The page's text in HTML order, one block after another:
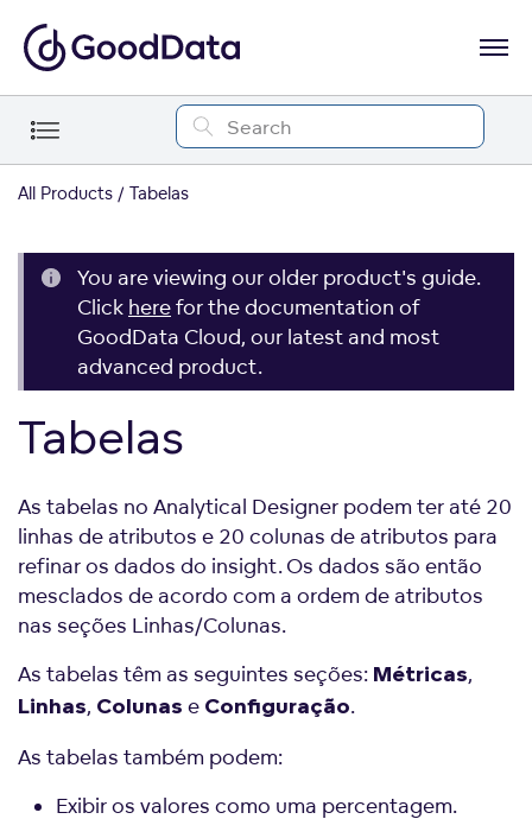
All Products Tabelas
You are viewing our older product's guide.
Click herefor the documentation of
GoodData Cloud, our latest and most
advanced product.
Tabelas
As tabelas no Analytical Designer podem ter até 20
linhas de atributos e 20 colunas de atributos para
refinar os dados do insight. Os dados são então
mesclados de acordo com a ordem de atributos
nas seções Linhas/Colunas.
As tabelas têm as seguintes seções: Métricas,
Linhas, Colunas e Configuração.
As tabelas também podem:
Exibir os valores como uma percentagem.